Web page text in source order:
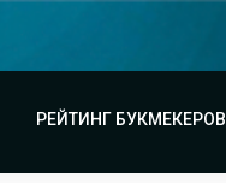
РЕЙТИНГ БУКМЕКЕРОВ